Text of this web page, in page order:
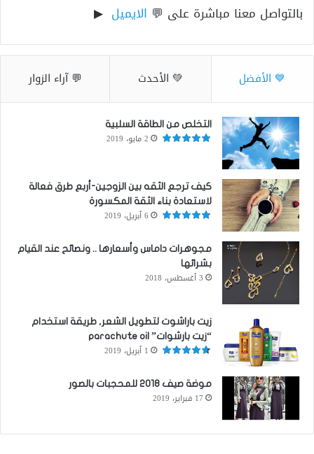
بالتواصل معنا مباشرة على 💬 الايميل ▶
💙 الأفضل 💚 الأحدث 💬 آراء الزوار
التخلص من الطاقة السلبية
2 مايو، 2019
كيف ترجع الثقه بين الزوجين-أربع طرق فعالة
لاستعادة بناء الثقة المكسورة
6 أبريل، 2019
مجوهرات داماس وأسعارها .. ونصائح عند القيام
بشرائها
3 أغسطس، 2018
زيت باراشوت لتطويل الشعر, طريقة استخدام
“زيت بارشوات” parachute oil
1 أبريل، 2019
موضة صيف 2018 للمحجبات بالصور
17 فبراير، 2019